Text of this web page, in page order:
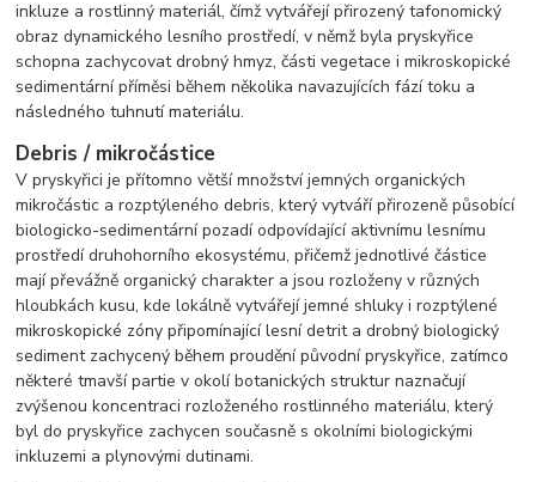
inkluze a rostlinný materiál, čímž vytvářejí přirozený tafonomický
obraz dynamického lesního prostředí, v němž byla pryskyřice
schopna zachycovat drobný hmyz, části vegetace i mikroskopické
sedimentární příměsi během několika navazujících fází toku a
následného tuhnutí materiálu.
Debris / mikročástice
V pryskyřici je přítomno větší množství jemných organických
mikročástic a rozptýleného debris, který vytváří přirozeně působící
biologicko-sedimentární pozadí odpovídající aktivnímu lesnímu
prostředí druhohorního ekosystému, přičemž jednotlivé částice
mají převážně organický charakter a jsou rozloženy v různých
hloubkách kusu, kde lokálně vytvářejí jemné shluky i rozptýlené
mikroskopické zóny připomínající lesní detrit a drobný biologický
sediment zachycený během proudění původní pryskyřice, zatímco
některé tmavší partie v okolí botanických struktur naznačují
zvýšenou koncentraci rozloženého rostlinného materiálu, který
byl do pryskyřice zachycen současně s okolními biologickými
inkluzemi a plynovými dutinami.